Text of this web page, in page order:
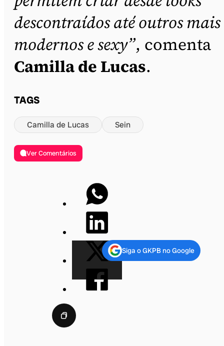
descontraídos até outros mais
modernos e sexy”, comenta
Camilla de Lucas.
TAGS
Camilla de Lucas Sein
Ver Comentários
Siga o GKPB no Google